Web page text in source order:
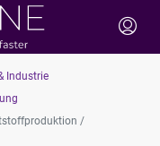
Industrie
/